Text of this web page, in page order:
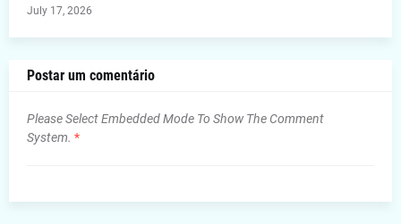
July 17, 2026
Postar um comentário
Please Select Embedded Mode To Show The Comment
System. *